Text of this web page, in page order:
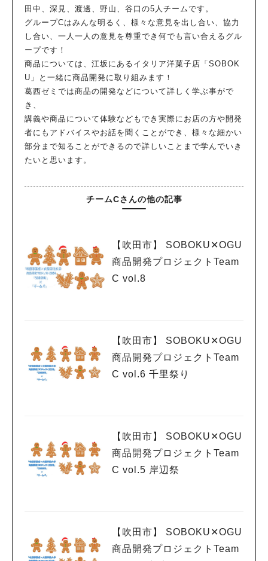
田中、深見、渡邊、野山、谷口の5人チームです。
グループCはみんな明るく、様々な意見を出し合い、協力
し合い、一人一人の意見を尊重でき何でも言い合えるグル
ープです！
商品については、江坂にあるイタリア洋菓子店「SOBOK
U」と一緒に商品開発に取り組みます！
葛西ゼミでは商品の開発などについて詳しく学ぶ事がで
き、
講義や商品について体験などもでき実際にお店の方や開発
者にもアドバイスやお話を聞くことができ、様々な細かい
部分まで知ることができるので詳しいことまで学んでいき
たいと思います。
チームCさんの他の記事
【吹田市】 SOBOKU✕OGU
商品開発プロジェクトTeam
C vol.8
【吹田市】 SOBOKU✕OGU
商品開発プロジェクトTeam
C vol.6 千里祭り
【吹田市】 SOBOKU✕OGU
商品開発プロジェクトTeam
C vol.5 岸辺祭
【吹田市】 SOBOKU✕OGU
商品開発プロジェクトTeam